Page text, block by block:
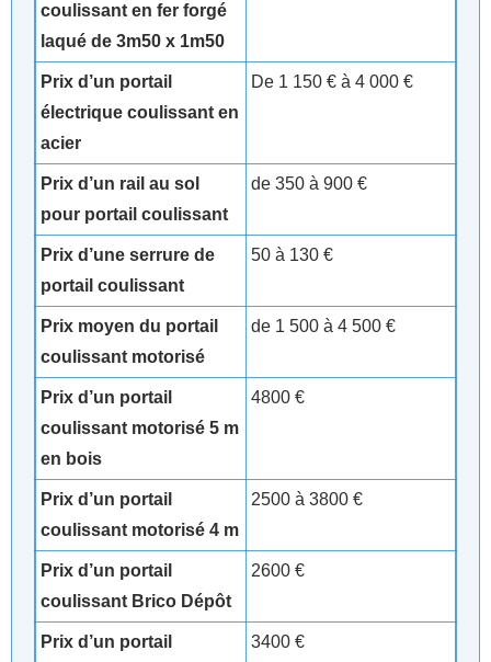
coulissant en fer forgé
laqué de 3m50 x 1m50
Prix d’un portail
électrique coulissant en
acier
De 1 150 € à 4 000 €
Prix d’un rail au sol
pour portail coulissant
de 350 à 900 €
Prix d’une serrure de
portail coulissant
50 à 130 €
Prix moyen du portail
coulissant motorisé
de 1 500 à 4 500 €
Prix d’un portail
coulissant motorisé 5 m
en bois
4800 €
Prix d’un portail
coulissant motorisé 4 m
2500 à 3800 €
Prix d’un portail
coulissant Brico Dépôt
2600 €
Prix d’un portail
3400 €